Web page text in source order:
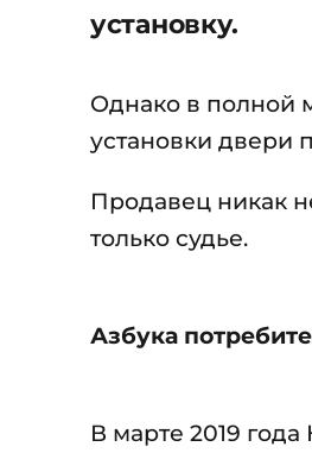
установку.
Однако в полной
установки двери
Продавец никак
только судье.
Азбука
В марте 2019